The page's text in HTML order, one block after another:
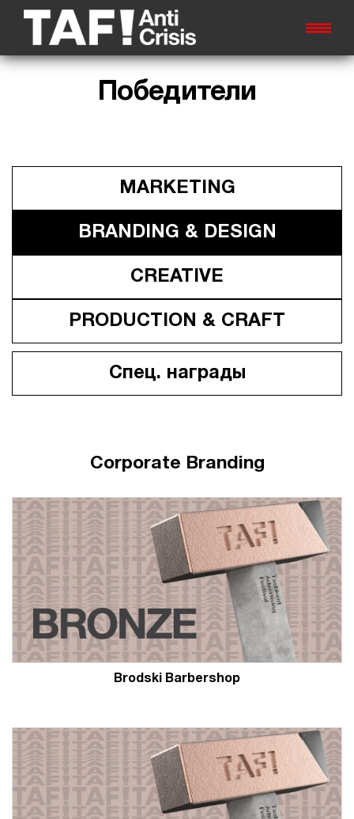
Победители
MARKETING
BRANDING & DESIGN
CREATIVE
PRODUCTION & СRAFT
Спец. награды
Corporate Branding
Brodski Barbershop